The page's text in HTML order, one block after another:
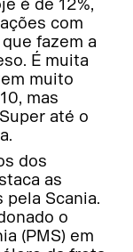
é de 12%,
com
fazem a
É muita
muito
mas
até o
dos
as
Scania.
o
(PMS) em